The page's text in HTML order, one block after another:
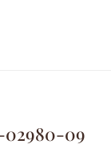
02980-09